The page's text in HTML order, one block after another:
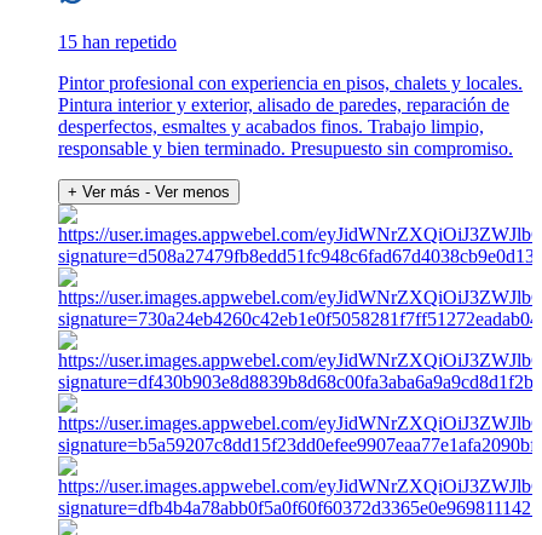
15 han repetido
Pintor profesional con experiencia en pisos, chalets y locales.
Pintura interior y exterior, alisado de paredes, reparación de
desperfectos, esmaltes y acabados finos. Trabajo limpio,
responsable y bien terminado. Presupuesto sin compromiso.
+ Ver más - Ver menos